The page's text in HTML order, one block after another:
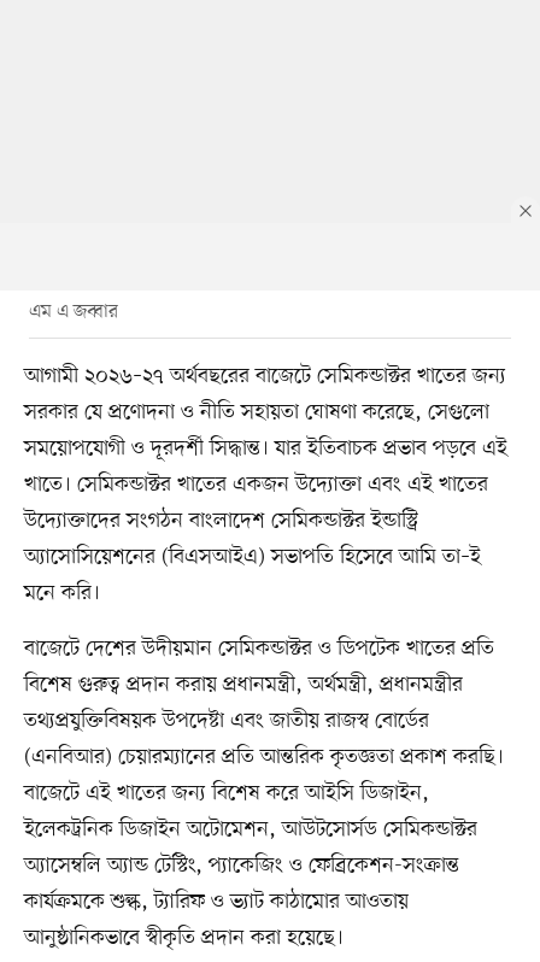
এম এ জব্বার
আগামী ২০২৬–২৭ অর্থবছরের বাজেটে সেমিকন্ডাক্টর খাতের জন্য
সরকার যে প্রণোদনা ও নীতি সহায়তা ঘোষণা করেছে, সেগুলো
সময়োপযোগী ও দূরদর্শী সিদ্ধান্ত। যার ইতিবাচক প্রভাব পড়বে এই
খাতে। সেমিকন্ডাক্টর খাতের একজন উদ্যোক্তা এবং এই খাতের
উদ্যোক্তাদের সংগঠন বাংলাদেশ সেমিকন্ডাক্টর ইন্ডাস্ট্রি
অ্যাসোসিয়েশনের (বিএসআইএ) সভাপতি হিসেবে আমি তা–ই
মনে করি।
বাজেটে দেশের উদীয়মান সেমিকন্ডাক্টর ও ডিপটেক খাতের প্রতি
বিশেষ গুরুত্ব প্রদান করায় প্রধানমন্ত্রী, অর্থমন্ত্রী, প্রধানমন্ত্রীর
তথ্যপ্রযুক্তিবিষয়ক উপদেষ্টা এবং জাতীয় রাজস্ব বোর্ডের
(এনবিআর) চেয়ারম্যানের প্রতি আন্তরিক কৃতজ্ঞতা প্রকাশ করছি।
বাজেটে এই খাতের জন্য বিশেষ করে আইসি ডিজাইন,
ইলেকট্রনিক ডিজাইন অটোমেশন, আউটসোর্সড সেমিকন্ডাক্টর
অ্যাসেম্বলি অ্যান্ড টেস্টিং, প্যাকেজিং ও ফেব্রিকেশন-সংক্রান্ত
কার্যক্রমকে শুল্ক, ট্যারিফ ও ভ্যাট কাঠামোর আওতায়
আনুষ্ঠানিকভাবে স্বীকৃতি প্রদান করা হয়েছে।